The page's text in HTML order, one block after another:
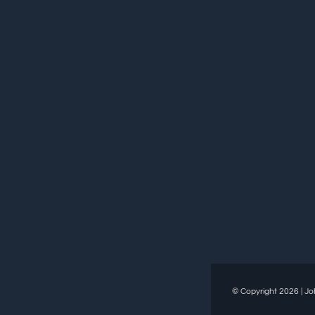
© Copyright 2026 |